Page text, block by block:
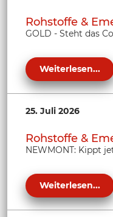
Rohstoffe &
GOLD - Steht das
Weiterlesen...
25. Juli 2026
Rohstoffe &
NEWMONT: Kippt
Weiterlesen...